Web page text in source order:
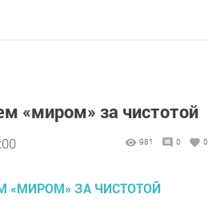
«миром» за чистотой
981 0 0